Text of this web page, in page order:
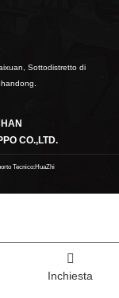
Sottodistretto di
CO.,LTD.
Tecnico:HuaZhi
Inchiesta